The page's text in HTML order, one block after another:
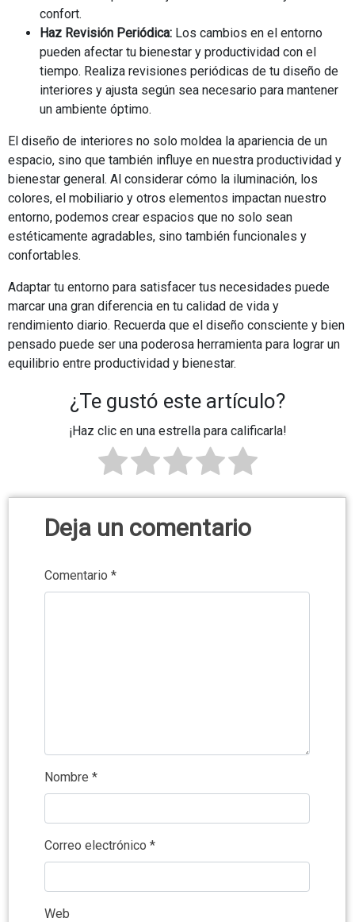
confort.
Haz Revisión Periódica: Los cambios en el entorno
pueden afectar tu bienestar y productividad con el
tiempo. Realiza revisiones periódicas de tu diseño de
interiores y ajusta según sea necesario para mantener
un ambiente óptimo.
El diseño de interiores no solo moldea la apariencia de un
espacio, sino que también influye en nuestra productividad y
bienestar general. Al considerar cómo la iluminación, los
colores, el mobiliario y otros elementos impactan nuestro
entorno, podemos crear espacios que no solo sean
estéticamente agradables, sino también funcionales y
confortables.
Adaptar tu entorno para satisfacer tus necesidades puede
marcar una gran diferencia en tu calidad de vida y
rendimiento diario. Recuerda que el diseño consciente y bien
pensado puede ser una poderosa herramienta para lograr un
equilibrio entre productividad y bienestar.
¿Te gustó este artículo?
¡Haz clic en una estrella para calificarla!
Deja un comentario
Comentario *
Nombre *
Correo electrónico *
Web